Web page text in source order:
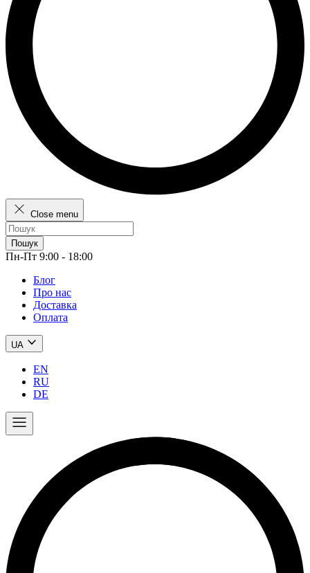
Close menu
Пошук
Пн-Пт 9:00 - 18:00
Блог
Про нас
Доставка
Оплата
UA
EN
RU
DE